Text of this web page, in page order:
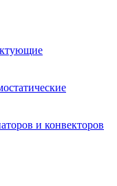
и конвекторов